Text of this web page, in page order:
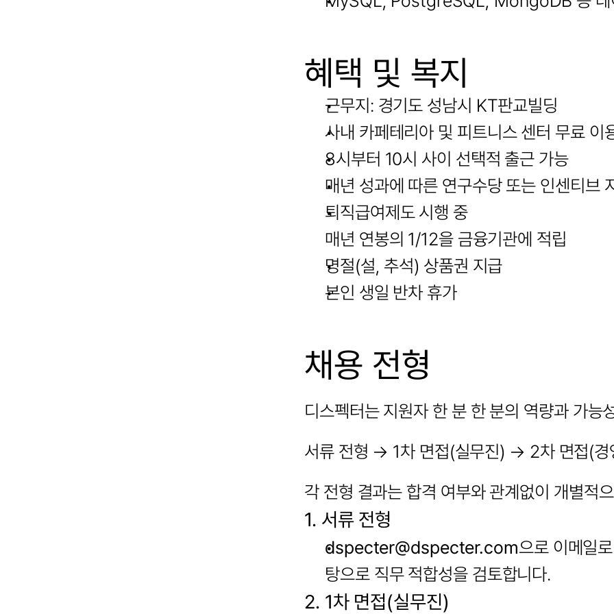
혜택 및 복지
근무지: 경기도 성남시 KT판교빌딩
사내 카페테리아 및 피트니스 센터 무료 이
8시부터 10시 사이 선택적 출근 가능
매년 성과에 따른 연구수당 또는 인센티브
퇴직급여제도 시행 중
매년 연봉의 1/12을 금융기관에 적립
명절(설, 추석) 상품권 지급
본인 생일 반차 휴가
채용 전형
디스펙터는 지원자 한 분 한 분의 역량과 가능
서류 전형 → 1차 면접(실무진) → 2차 면접(
각 전형 결과는 합격 여부와 관계없이 개별적
1. 서류 전형
dspecter@dspecter.com으로 이메일
탕으로 직무 적합성을 검토합니다.
2. 1차 면접(실무진)